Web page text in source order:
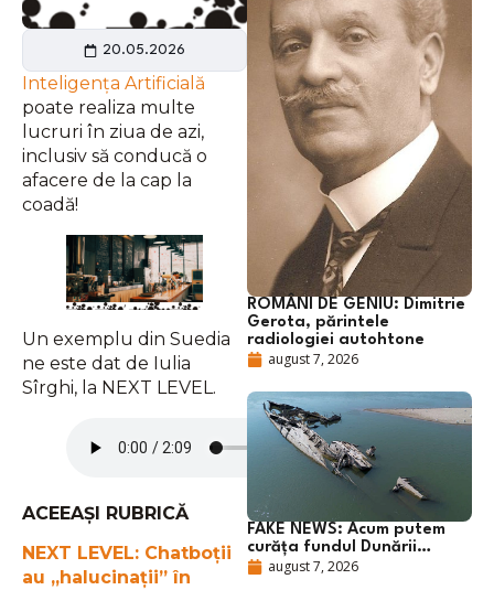
20.05.2026
Inteligența Artificială
poate realiza multe
lucruri în ziua de azi,
inclusiv să conducă o
afacere de la cap la
coadă!
Un exemplu din Suedia
ne este dat de Iulia
Sîrghi, la NEXT LEVEL.
ACEEAȘI RUBRICĂ
NEXT LEVEL: Chatboții
au „halucinații” în
ROMÂNI DE GENIU: Dimitrie
Gerota, părintele
radiologiei autohtone
august 7, 2026
FAKE NEWS: Acum putem
curăța fundul Dunării…
august 7, 2026